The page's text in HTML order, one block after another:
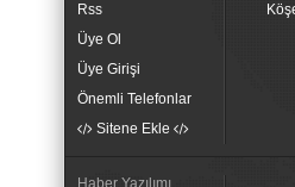
Rss
Üye Ol
Üye Girişi
Önemli Telefonlar
Sitene Ekle
Haber Yazılımı